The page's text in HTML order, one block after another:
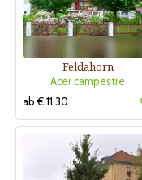
Feldahorn
Acer campestre
ab € 11,30